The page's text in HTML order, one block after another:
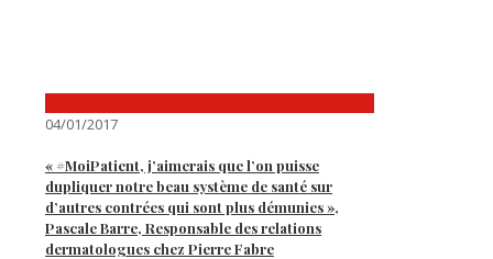
04/01/2017
« #MoiPatient, j’aimerais que l’on puisse
dupliquer notre beau système de santé sur
d’autres contrées qui sont plus démunies »,
Pascale Barre, Responsable des relations
dermatologues chez Pierre Fabre